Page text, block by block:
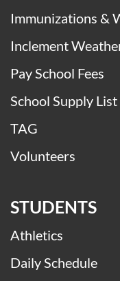
Immunizations &
Inclement
Pay School Fees
School Supply List
TAG
Volunteers
STUDENTS
Athletics
Daily Schedule